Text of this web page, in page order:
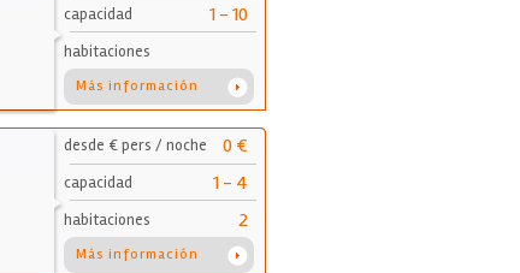
capacidad 1 - 10
habitaciones
Más información
desde € pers / noche 0 €
capacidad 1 - 4
habitaciones 2
Más información